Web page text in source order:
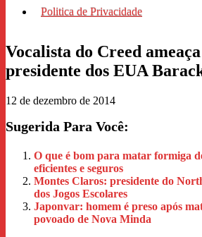
Politica de Privacidade
Vocalista do Creed
presidente dos EUA
12 de dezembro de 2014
Sugerida Para Você:
O que é bom para matar formiga
eficientes e seguros
Montes Claros: presidente do
dos Jogos Escolares
Japonvar: homem é preso após
povoado de Nova Minda